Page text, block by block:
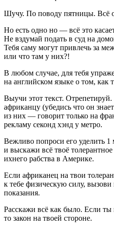
Шучу. По поводу пятницы. Всё
Но есть одно но — всё это
Не вздумай подать в суд на
Тебя саму могут привлечь за
или что там у них?!
В любом случае, для тебя
на английском языке о том, как
Выучи этот текст.
африканцу (убедись что он
из них — говорит только на
рекламу секонд хэнд у метро.
Вежливо попроси его уделить
и выскажи всё твоё
ихнего рабства в Америке.
Если африканец на твои
к тебе физическую силу,
показания.
Расскажи всё как было. Если ты
то закон на твоей стороне.